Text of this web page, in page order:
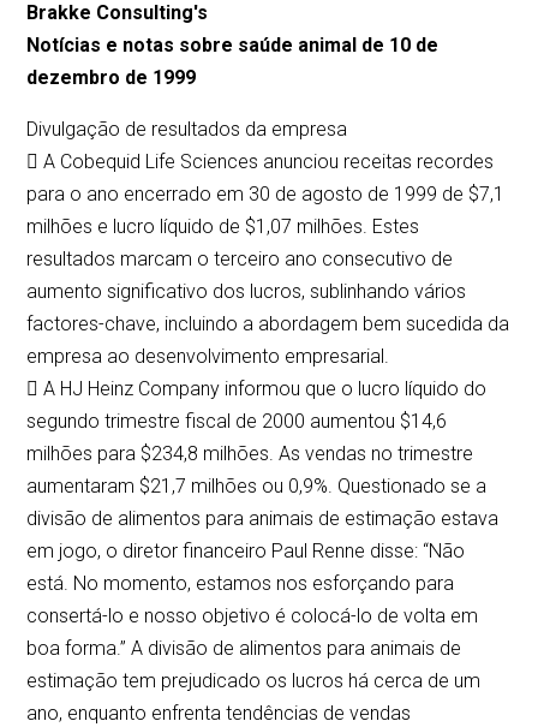
Brakke Consulting's
Notícias e notas sobre saúde animal de 10 de
dezembro de 1999
Divulgação de resultados da empresa
 A Cobequid Life Sciences anunciou receitas recordes
para o ano encerrado em 30 de agosto de 1999 de $7,1
milhões e lucro líquido de $1,07 milhões. Estes
resultados marcam o terceiro ano consecutivo de
aumento significativo dos lucros, sublinhando vários
factores-chave, incluindo a abordagem bem sucedida da
empresa ao desenvolvimento empresarial.
 A HJ Heinz Company informou que o lucro líquido do
segundo trimestre fiscal de 2000 aumentou $14,6
milhões para $234,8 milhões. As vendas no trimestre
aumentaram $21,7 milhões ou 0,9%. Questionado se a
divisão de alimentos para animais de estimação estava
em jogo, o diretor financeiro Paul Renne disse: “Não
está. No momento, estamos nos esforçando para
consertá-lo e nosso objetivo é colocá-lo de volta em
boa forma.” A divisão de alimentos para animais de
estimação tem prejudicado os lucros há cerca de um
ano, enquanto enfrenta tendências de vendas